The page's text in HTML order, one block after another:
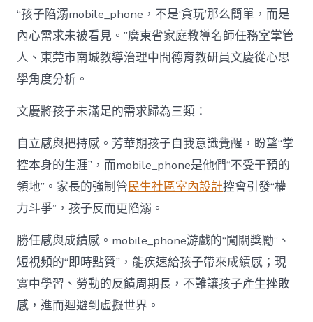
“孩子陷溺mobile_phone，不是‘貪玩’那么簡單，而是
內心需求未被看見。”廣東省家庭教導名師任務室掌管
人、東莞市南城教導治理中間德育教研員文慶從心思
學角度分析。
文慶將孩子未滿足的需求歸為三類：
自立感與把持感。芳華期孩子自我意識覺醒，盼望“掌
控本身的生涯”，而mobile_phone是他們“不受干預的
領地”。家長的強制管民生社區室內設計控會引發“權
力斗爭”，孩子反而更陷溺。
勝任感與成績感。mobile_phone游戲的“闖關獎勵”、
短視頻的“即時點贊”，能疾速給孩子帶來成績感；現
實中學習、勞動的反饋周期長，不難讓孩子產生挫敗
感，進而迴避到虛擬世界。